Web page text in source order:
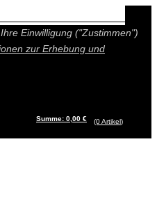
bieten (Marketing- und
Einwilligung ("Zustimmen")
zur Erhebung und
Summe: 0,00 € (0Artikel)